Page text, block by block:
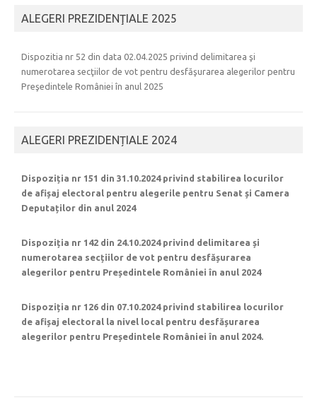
ALEGERI PREZIDENŢIALE 2025
Dispozitia nr 52 din data 02.04.2025 privind delimitarea şi
numerotarea secţiilor de vot pentru desfăşurarea alegerilor pentru
Preşedintele României în anul 2025
ALEGERI PREZIDENȚIALE 2024
Dispoziția nr 151 din 31.10.2024 privind stabilirea locurilor
de afișaj electoral pentru alegerile pentru Senat și Camera
Deputaților din anul 2024
Dispoziția nr 142 din 24.10.2024 privind delimitarea și
numerotarea secțiilor de vot pentru desfășurarea
alegerilor pentru Președintele României în anul 2024
Dispoziția nr 126 din 07.10.2024 privind stabilirea locurilor
de afișaj electoral la nivel local pentru desfășurarea
alegerilor pentru Președintele României în anul 2024.